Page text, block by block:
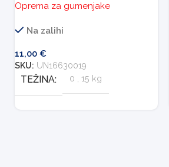
Oprema za gumenjake
Na zalihi
11,00 €
SKU: UN16630019
TEŽINA 0 15 kg